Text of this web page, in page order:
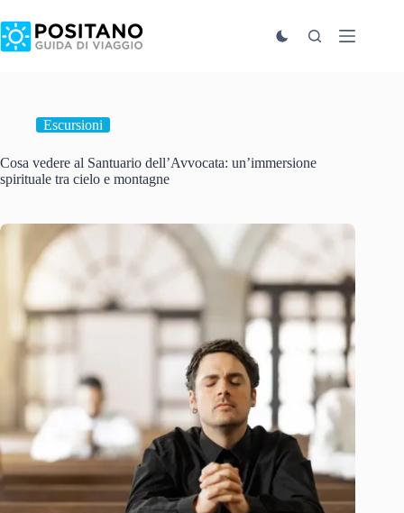
al
contenuto
Escursioni
Cosa vedere al Santuario dell’Avvocata: un’immersione
spirituale tra cielo e montagne